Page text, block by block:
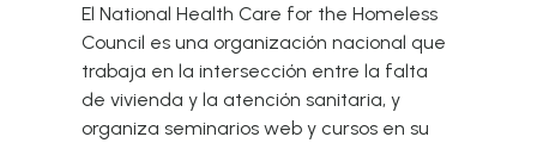
El National Health Care for the Homeless
Council es una organización nacional que
trabaja en la intersección entre la falta
de vivienda y la atención sanitaria, y
organiza seminarios web y cursos en su